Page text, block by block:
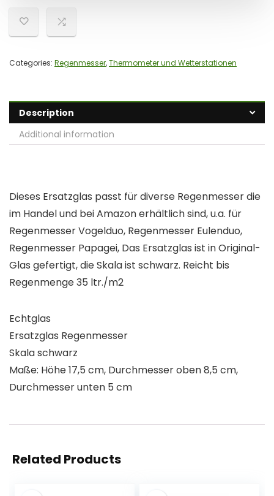
Categories: Regenmesser,Thermometer und Wetterstationen
Description
Additional information
Dieses Ersatzglas passt für diverse Regenmesser die
im Handel und bei Amazon erhältlich sind, u.a. für
Regenmesser Vogelduo, Regenmesser Eulenduo,
Regenmesser Papagei, Das Ersatzglas ist in Original-
Glas gefertigt, die Skala ist schwarz. Reicht bis
Regenmenge 35 ltr./m2
Echtglas
Ersatzglas Regenmesser
Skala schwarz
Maße: Höhe 17,5 cm, Durchmesser oben 8,5 cm,
Durchmesser unten 5 cm
Related Products